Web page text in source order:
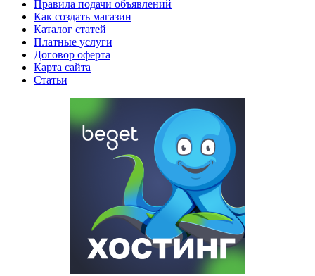
Правила подачи объявлений
Как создать магазин
Каталог статей
Платные услуги
Договор оферта
Карта сайта
Статьи